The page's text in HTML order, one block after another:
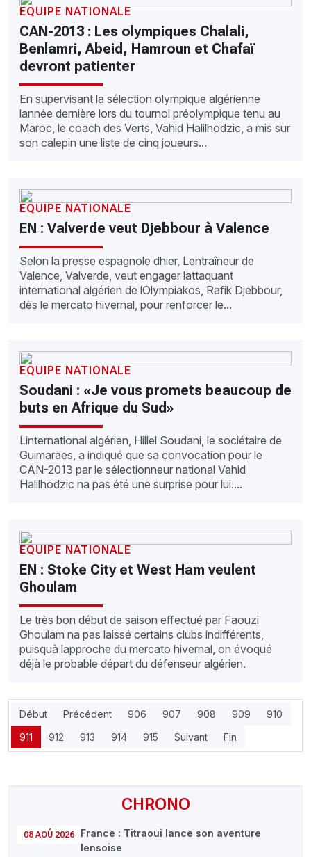
CHRONO
08 AOÛ 2026
France : Titraoui lance son aventure
lensoise
EQUIPE NATIONALE
CAN-2013 : Les olympiques Chalali,
Benlamri, Abeid, Hamroun et Chafaï
devront patienter
En supervisant la sélection olympique algérienne
lannée dernière lors du tournoi préolympique tenu au
Maroc, le coach des Verts, Vahid Halilhodzic, a mis sur
son calepin une liste de cinq joueurs...
EQUIPE NATIONALE
EN : Valverde veut Djebbour à Valence
Selon la presse espagnole dhier, Lentraîneur de
Valence, Valverde, veut engager lattaquant
international algérien de lOlympiakos, Rafik Djebbour,
dès le mercato hivernal, pour renforcer le...
EQUIPE NATIONALE
Soudani : «Je vous promets beaucoup de
buts en Afrique du Sud»
Linternational algérien, Hillel Soudani, le sociétaire de
Guimarães, a indiqué que sa convocation pour le
CAN-2013 par le sélectionneur national Vahid
Halilhodzic na pas été une surprise pour lui....
EQUIPE NATIONALE
EN : Stoke City et West Ham veulent
Ghoulam
Le très bon début de saison effectué par Faouzi
Ghoulam na pas laissé certains clubs indifférents,
puisquà lapproche du mercato hivernal, on évoqué
déjà le probable départ du défenseur algérien.
Début Précédent 906 907 908 909
910
911
912 913 914 915 Suivant Fin